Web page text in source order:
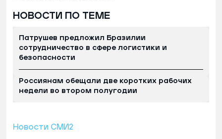
НОВОСТИ ПО ТЕМЕ
Патрушев предложил Бразилии
сотрудничество в сфере логистики и
безопасности
Россиянам обещали две коротких рабочих
недели во втором полугодии
Новости СМИ2